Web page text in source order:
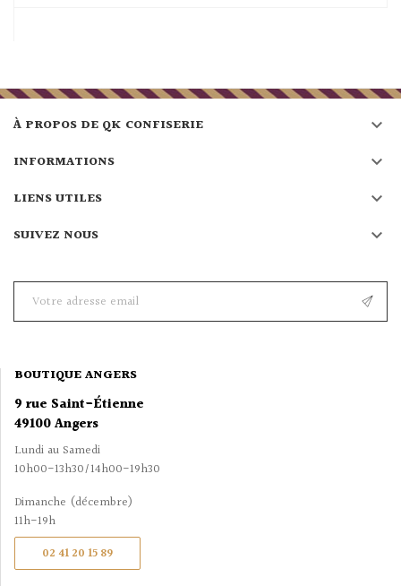
À PROPOS DE QK CONFISERIE 
INFORMATIONS 
LIENS UTILES 
SUIVEZ NOUS 
BOUTIQUE ANGERS
9 rue Saint-Étienne
49100 Angers
Lundi au Samedi
10h00-13h30/14h00-19h30
Dimanche (décembre)
11h-19h
02 41 20 15 89